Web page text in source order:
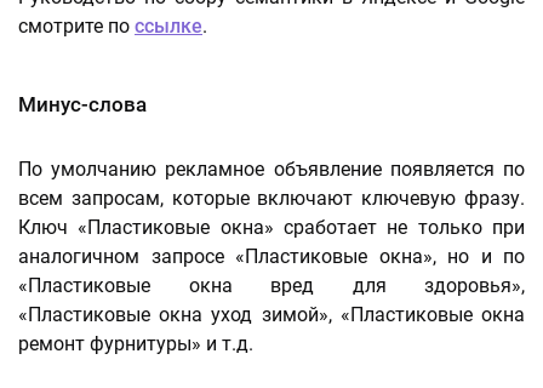
смотрите по ссылке.
Минус-слова
По умолчанию рекламное объявление появляется по
всем запросам, которые включают ключевую фразу.
Ключ «Пластиковые окна» сработает не только при
аналогичном запросе «Пластиковые окна», но и по
«Пластиковые окна вред для здоровья»,
«Пластиковые окна уход зимой», «Пластиковые окна
ремонт фурнитуры» и т.д.